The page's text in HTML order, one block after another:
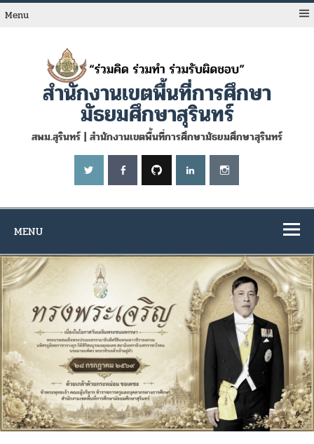
Skip
toMenu
สำนักงานเขตพื้นที่การศึกษา
มัธยมศึกษาสุรินทร์
สพม.สุรินทร์ | สำนักงานเขตพื้นที่การศึกษามัธยมศึกษาสุรินทร์
MENU